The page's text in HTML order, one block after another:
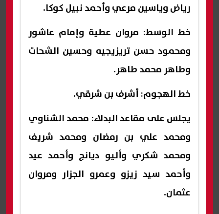
رياض وياسين مرعي وأحمد نبيل كوكا.
خط الوسط: مروان عطية وإمام عاشور
ومحمود حسن تريزيجيه وحسين الشحات
وطاهر محمد طاهر.
خط الهجوم: أشرف بن شرقي.
يجلس على مقاعد البدلاء: محمد الشناوي
ومحمد علي بن رمضان ومحمد شريف
ومحمد شكري وأليو ديانج وأحمد عيد
وأحمد سيد زيزو وعمرو الجزار ومروان
عثمان.